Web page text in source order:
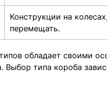
Конструкции на
перемещать.
обладает своими
Выбор типа короба